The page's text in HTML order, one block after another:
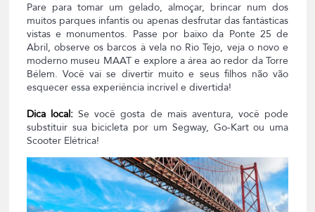
Pare para tomar um gelado, almoçar, brincar num dos
muitos parques infantis ou apenas desfrutar das fantásticas
vistas e monumentos. Passe por baixo da Ponte 25 de
Abril, observe os barcos à vela no Rio Tejo, veja o novo e
moderno museu MAAT e explore a área ao redor da Torre
Bélem. Você vai se divertir muito e seus filhos não vão
esquecer essa experiência incrível e divertida!
Dica local:Se você gosta de mais aventura, você pode
substituir sua bicicleta por um Segway, Go-Kart ou uma
Scooter Elétrica!